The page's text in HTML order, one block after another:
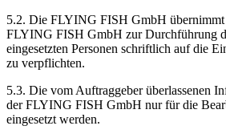
5.2. Die FLYING FISH GmbH übernimmt
FLYING FISH GmbH zur Durchführung
eingesetzten Personen schriftlich auf die
zu verpflichten.
5.3. Die vom Auftraggeber überlassenen
der FLYING FISH GmbH nur für die
eingesetzt werden.